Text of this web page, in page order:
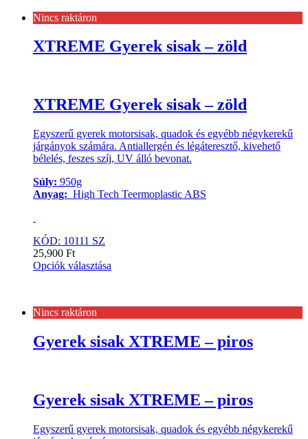
Nincs raktáron
XTREME Gyerek sisak – zöld
XTREME Gyerek sisak – zöld
Egyszerű gyerek motorsisak, quadok és egyébb négykerekű
járgányok számára. Antiallergén és légáteresztő, kivehető
bélelés, feszes szíj, UV álló bevonat.
Súly: 950g
Anyag: High Tech Teermoplastic ABS
KÓD: 10111 SZ
25,900 Ft
Opciók választása
Nincs raktáron
Gyerek sisak XTREME – piros
Gyerek sisak XTREME – piros
Egyszerű gyerek motorsisak, quadok és egyébb négykerekű